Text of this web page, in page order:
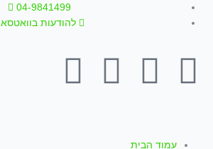
דילוג
לתוכן
04-9841499
להודעות
F
c
Y
u
I
W
עמוד הבית